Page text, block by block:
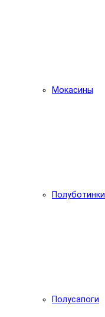
Мокасины
Полуботинки
Полусапоги